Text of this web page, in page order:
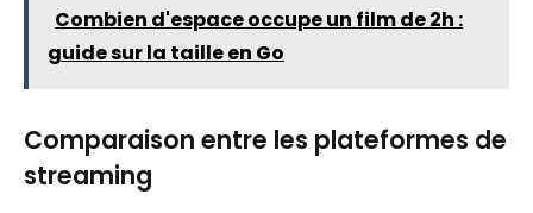
Combien d'espace occupe un film de 2h :
guide sur la taille en Go
Comparaison entre les plateformes de
streaming